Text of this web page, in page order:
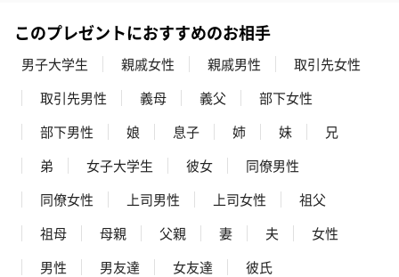
このプレゼントにおすすめのお相手
男子大学生 親戚女性 親戚男性
取引先女性
取引先男性
義母 義父
部下女性
部下男性
娘 息子 姉 妹
兄
弟
女子大学生 彼女
同僚男性
同僚女性
上司男性 上司女性
祖父
祖母
母親 父親 妻 夫
女性
男性
男友達 女友達 彼氏